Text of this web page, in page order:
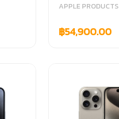
APPLE PRODUCTS
฿54,900.00